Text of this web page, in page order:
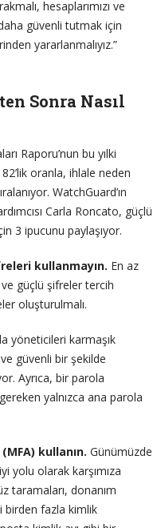
hesaplarımızı ve
güvenli tutmak için
yararlanmalıyız.”
Sonra Nasıl
Raporu’nun bu yılki
oranla, ihlale neden
WatchGuard’ın
Carla Roncato, güçlü
3 ipucunu paylaşıyor.
kullanmayın. En az
güçlü şifreler tercih
oluşturulmalı.
yöneticileri karmaşık
güvenli bir şekilde
Ayrıca, bir parola
yalnızca ana parola
kullanın. Günümüzde
yolu olarak karşımıza
taramaları, donanım
birden fazla kimlik